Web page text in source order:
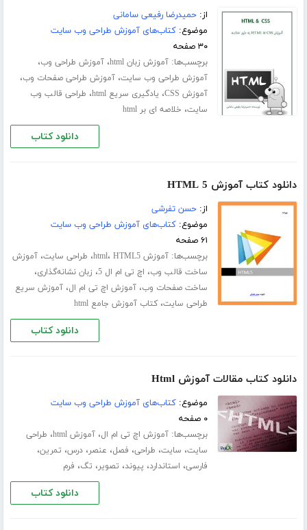
از:حمیدرضا رفیعی سامانی
موضوع:کتاب‌های آموزش طراحی وب سایت
۳۰ صفحه
برچسب‌ها:آموزش زبان html ،آموزش طراحی وب،
آموزش طراحی وب سایت،آموزش طراحی صفحات وب،
آموزش CSS ، یادگیری سریع html ، طراحی قالب وب
سایت، خلاصه ای بر html
دانلود کتاب
دانلود کتاب آموزش HTML 5
از:حسن تفرشی
موضوع:کتاب‌های آموزش طراحی وب سایت
۶۱ صفحه
برچسب‌ها:آموزش html ، HTML5 ، طراحی سایت،آموزش
ساخت قالب وب، اچ تی ام ال 5 ، زبان نشانه‌گذاری،
ساخت صفحات وب،آموزش اچ تی ام ال،آموزش سریع
طراحی سایت،کتاب آموزش جامع html
دانلود کتاب
دانلود کتاب مقالات آموزش Html
موضوع:کتاب‌های آموزش طراحی وب سایت
۰ صفحه
برچسب‌ها:آموزش اچ تی ام ال،آموزش html ، طراحی
سایت، سایت، طراحی، فصل، عنصر،درس، تمرین،
فارسی، استاندارد، پیوند، تصویر، تگ، فرم
دانلود کتاب